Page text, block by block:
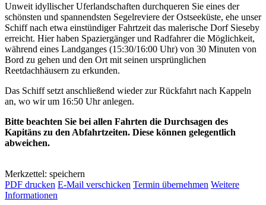
Unweit idyllischer Uferlandschaften durchqueren Sie eines der
schönsten und spannendsten Segelreviere der Ostseeküste, ehe unser
Schiff nach etwa einstündiger Fahrtzeit das malerische Dorf Sieseby
erreicht. Hier haben Spaziergänger und Radfahrer die Möglichkeit,
während eines Landganges (15:30/16:00 Uhr) von 30 Minuten von
Bord zu gehen und den Ort mit seinen ursprünglichen
Reetdachhäusern zu erkunden.
Das Schiff setzt anschließend wieder zur Rückfahrt nach Kappeln
an, wo wir um 16:50 Uhr anlegen.
Bitte beachten Sie bei allen Fahrten die Durchsagen des
Kapitäns zu den Abfahrtzeiten. Diese können gelegentlich
abweichen.
Merkzettel: speichern
PDF drucken E-Mail verschicken Termin übernehmen Weitere
Informationen